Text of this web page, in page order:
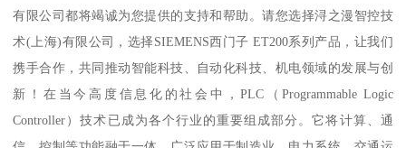
有限公司都将竭诚为您提供的支持和帮助。请您选择浔之漫智控技
术(上海)有限公司，选择SIEMENS西门子 ET200系列产品，让我们
携手合作，共同推动智能科技、自动化科技、机电领域的发展与创
新！在当今高度信息化的社会中，PLC（Programmable Logic
Controller）技术已成为各个行业的重要组成部分。它将计算、通